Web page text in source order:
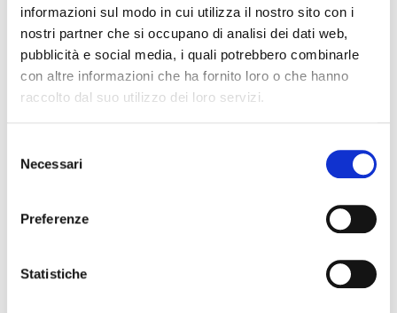
informazioni sul modo in cui utilizza il nostro sito con i
nostri partner che si occupano di analisi dei dati web,
pubblicità e social media, i quali potrebbero combinarle
con altre informazioni che ha fornito loro o che hanno
raccolto dal suo utilizzo dei loro servizi.
delNecessari
Preferenze
Statistiche